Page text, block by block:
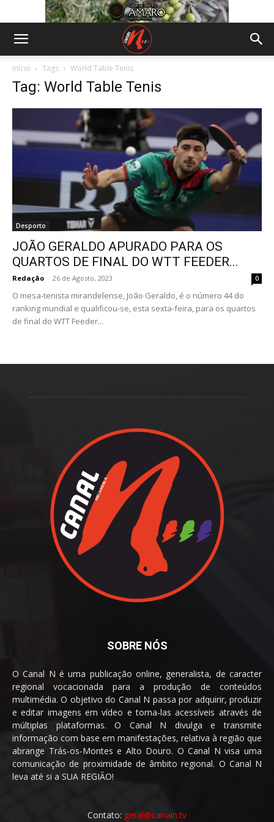
Início Tags World Table Tenis
Tag: World Table Tenis
Desporto
JOÃO GERALDO APURADO PARA OS
QUARTOS DE FINAL DO WTT FEEDER...
Redação - 26 de Agosto, 2023 0
O mesa-tenista mirandelense, João Geraldo, é o número 44 do
ranking mundial e qualificou-se, esta sexta-feira, para os quartos
de final do WTT Feeder...
SOBRE NÓS
O Canal N é uma publicação online, generalista, de caracter
regional vocacionada para a produção de conteúdos
multimédia. O objetivo do Canal N passa por adquirir, produzir
e editar imagens em vídeo e torna-las acessíveis através de
múltiplas plataformas. O Canal N divulga e transmite
informação com base em manifestações, relativa à região que
abrange Trás-os-Montes e Alto Douro. O Canal N visa uma
comunicação de proximidade de âmbito regional. O Canal N
leva até si a SUA REGIÃO!
Contato: geral@canaln.tv